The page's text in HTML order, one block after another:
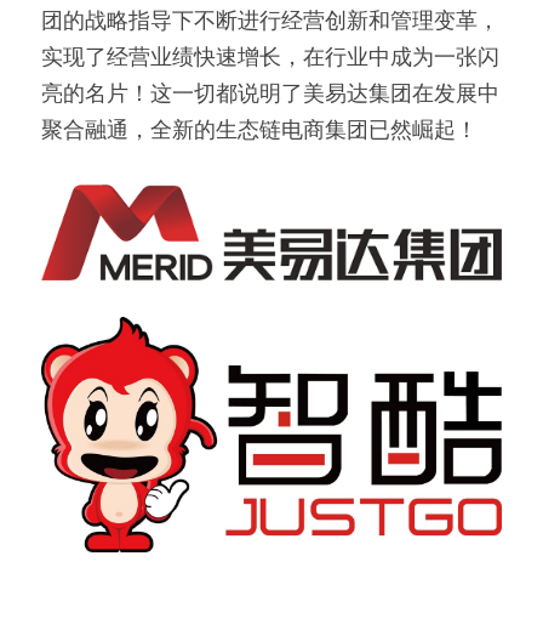
团的战略指导下不断进行经营创新和管理变革，
实现了经营业绩快速增长，在行业中成为一张闪
亮的名片！这一切都说明了美易达集团在发展中
聚合融通，全新的生态链电商集团已然崛起！